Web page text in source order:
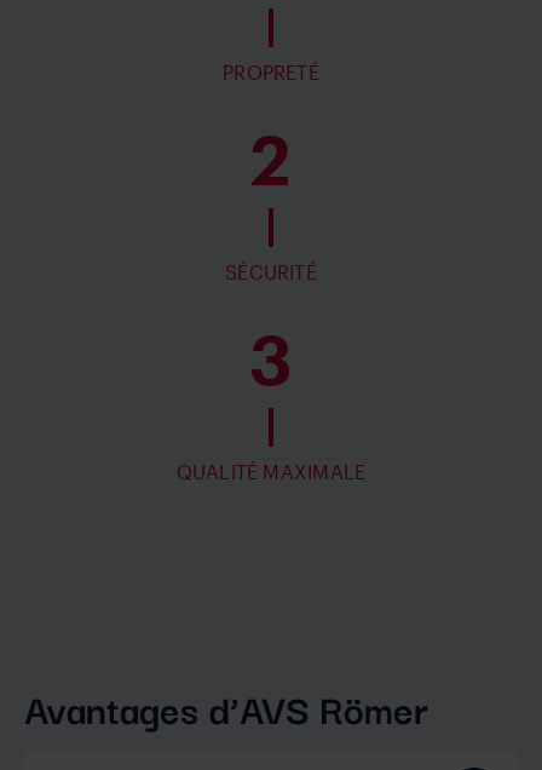
PROPRETÉ
2
SÉCURITÉ
3
QUALITÉ MAXIMALE
Avantages d’AVS Römer